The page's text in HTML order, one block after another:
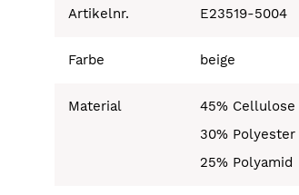
Artikelnr. E23519-5004
Farbe beige
Material
45% Cellulose
30% Polyester
25% Polyamid